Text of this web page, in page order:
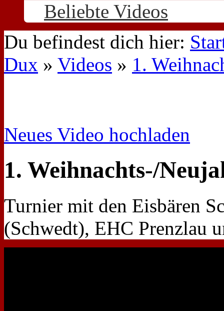
Beliebte Videos
Du befindest dich hier:
Dux » Videos » 1.
Neues Video hochladen
1. Weihnachts-/
Turnier mit den Eisbären
(Schwedt), EHC Prenzlau